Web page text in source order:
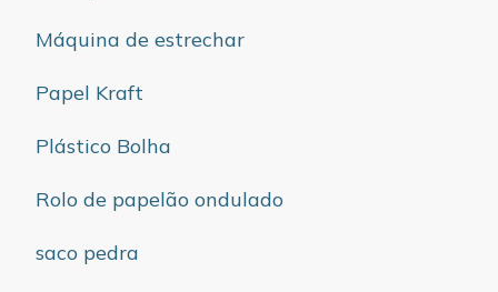
Máquina de estrechar
Papel Kraft
Plástico Bolha
Rolo de papelão ondulado
saco pedra